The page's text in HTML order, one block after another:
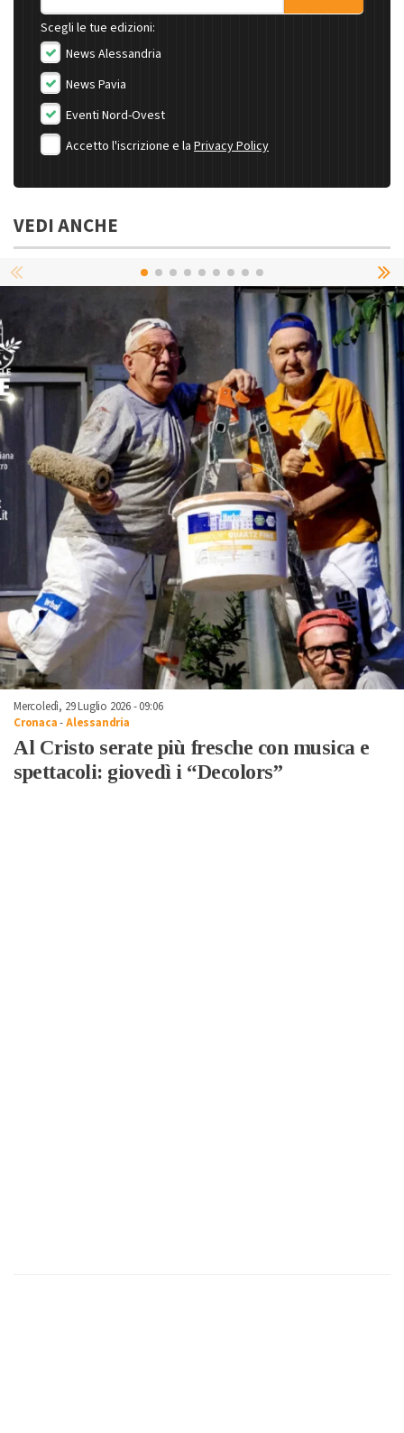
Scegli le tue edizioni:
News Alessandria
News Pavia
Eventi Nord-Ovest
Accetto l'iscrizione e la Privacy Policy
VEDI ANCHE
Mercoledì, 29 Luglio 2026 - 09:06
Cronaca-Alessandria
Al Cristo serate più fresche con musica e
spettacoli: giovedì i “Decolors”